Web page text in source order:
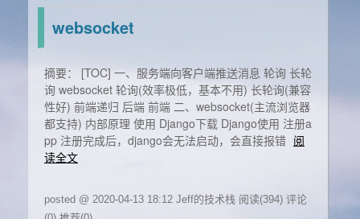
websocket
摘要： [TOC] 一、服务端向客户端推送消息 轮询 长轮
询 websocket 轮询(效率极低，基本不用) 长轮询(兼容
性好) 前端递归 后端 前端 二、websocket(主流浏览器
都支持) 内部原理 使用 Django下载 Django使用 注册a
pp 注册完成后，django会无法启动，会直接报错 阅
读全文
posted @ 2020-04-13 18:12 Jeff的技术栈 阅读(394) 评论